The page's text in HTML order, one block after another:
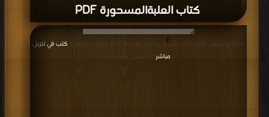
كتاب العلبةالمسحورة PDF
قراءة و تحميل كتاب كتاب الاسد والثيران الثلاثة PDF مجانا | مكتبة >
كتب في تنزيل
مباشر | التحميل : مرة/مرات